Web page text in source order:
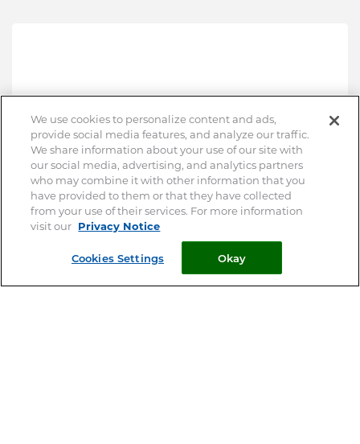
Mon chien a mangé du chocolat
Nombre de propriétaires donnent occasionnellement ou
contenant du...
We use cookies to personalize content and ads,
provide social media features, and analyze our traffic.
We share information about your use of our site with
our social media, advertising, and analytics partners
who may combine it with other information that you
have provided to them or that they have collected
from your use of their services. For more information
visit our Privacy Notice
Cookies Settings Okay